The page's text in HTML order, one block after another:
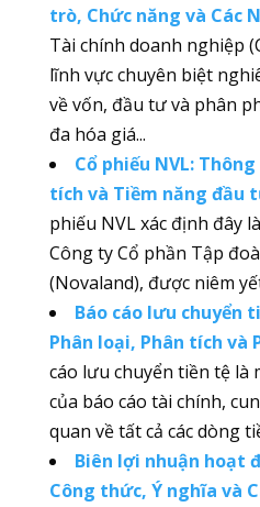
trò, Chức năng và Các
Tài chính doanh nghiệp
lĩnh vực chuyên biệt
về vốn, đầu tư và phân
đa hóa giá...
Cổ phiếu NVL:
tích và Tiềm năng đầu
phiếu NVL xác định đây
Công ty Cổ phần Tập
(Novaland), được niêm
Báo cáo lưu chuyển
Phân loại, Phân tích và
cáo lưu chuyển tiền tệ là
của báo cáo tài chính,
quan về tất cả các dòng
Biên lợi nhuận hoạt
Công thức, Ý nghĩa và